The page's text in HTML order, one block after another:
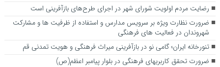
رضایت مردم اولویت شورای شهر در اجرای طرح‌های بازآفرینی است
ضرورت نظارت ویژه بر سرویس مدارس و استفاده از ظرفیت ها و مشارکت
شهروندان در فعالیت های فرهنگی
تنورخانه ایران؛ گامی نو در بازآفرینی میراث فرهنگی و هویت تمدنی قم
ضرورت تحقق کاربری­های فرهنگی در بلوار پیامبر اعظم(ص)